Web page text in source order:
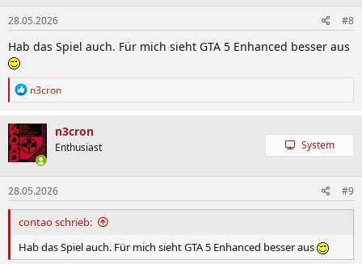
n
e
n
28.05.2026 #8
Hab das Spiel auch. Für mich sieht GTA 5 Enhanced besser aus
R
k
t
i
o
n
e
n
:
n3cron
n3cron
Enthusiast System
28.05.2026 #9
contao schrieb:
Hab das Spiel auch. Für mich sieht GTA 5 Enhanced besser aus